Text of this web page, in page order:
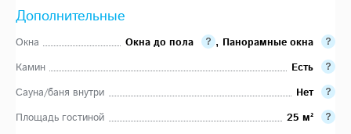
Дополнительные
Окна Окна до пола , Панорамные окна
Камин
Есть
Сауна/баня внутри
Нет
Площадь гостиной
25 м²